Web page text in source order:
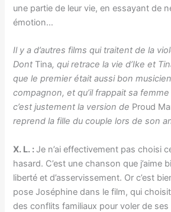
une partie de leur vie, en essayant de
émotion…
Il y a d’autres films qui traitent de la
Dont Tina, qui retrace la vie d’Ike et
que le premier était aussi bon
compagnon, et qu’il frappait sa
c’est justement la version de Proud
reprend la fille du couple lors de son
X. L. : Je n’ai effectivement pas choisi
hasard. C’est une chanson que j’aime
liberté et d’asservissement. Or c’est
pose Joséphine dans le film, qui
des conflits familiaux pour voler de ses